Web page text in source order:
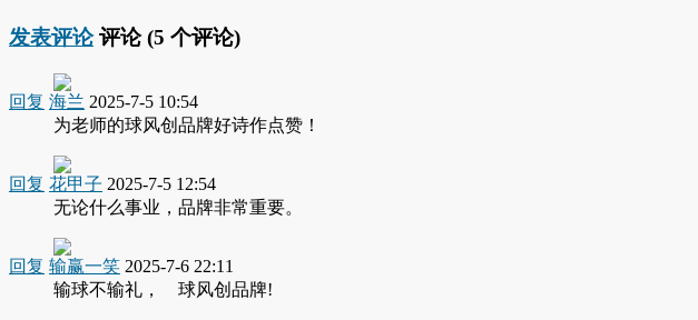
发表评论评论 (5 个评论)
回复 海兰 2025-7-5 10:54
为老师的球风创品牌好诗作点赞！
回复 花甲子 2025-7-5 12:54
无论什么事业，品牌非常重要。
回复 输赢一笑 2025-7-6 22:11
输球不输礼， 球风创品牌!